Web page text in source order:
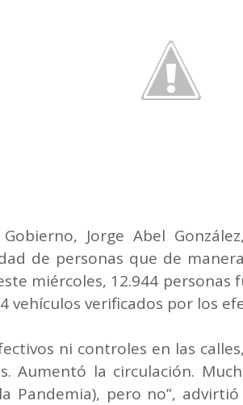
Jorge Abel
de personas que de
miércoles, 12.944
vehículos verificados por los
ni controles en las
Aumentó la circulación.
Pandemia), pero no”,